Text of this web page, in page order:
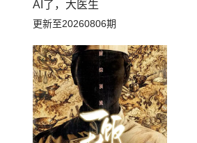
AI了，大医生
更新至20260806期